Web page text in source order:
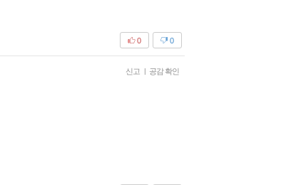
0
0
신고 | 공감 확인